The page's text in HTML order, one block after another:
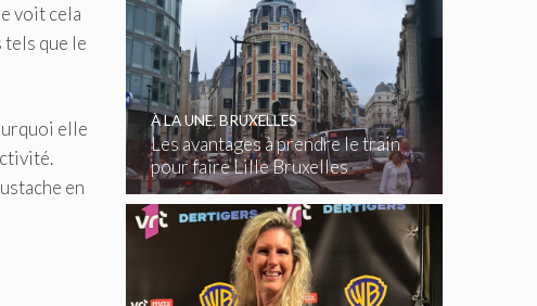
voit cela
tels que le
elle
en
Les avantages à prendre le train
pour faire Lille Bruxelles
À LA UNE,BRUXELLES